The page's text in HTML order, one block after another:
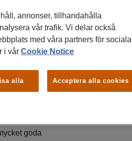
företag
kan detta
att
goda
annonser, tillhandahålla
vår trafik. Vi delar också
med våra partners för sociala
i vårCookie Notice
alla Acceptera alla cookies